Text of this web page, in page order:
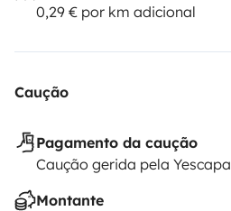
0,29 € por km adicional
Caução
Pagamento da caução
Caução gerida pela Yescapa
Montante